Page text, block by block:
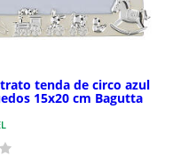
tenda de circo azul
15x20 cm Bagutta